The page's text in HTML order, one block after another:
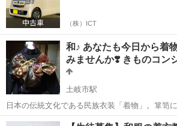
（株）ICT
和♪ あなたも今日から着
みませんか❣️ きものコン
土岐市駅
日本の伝統文化である民族衣装「着物」。箪笥
節の風に当ててあげませんか？ 腰紐だけで着物
岐阜 土岐市 土岐市駅 着付け き